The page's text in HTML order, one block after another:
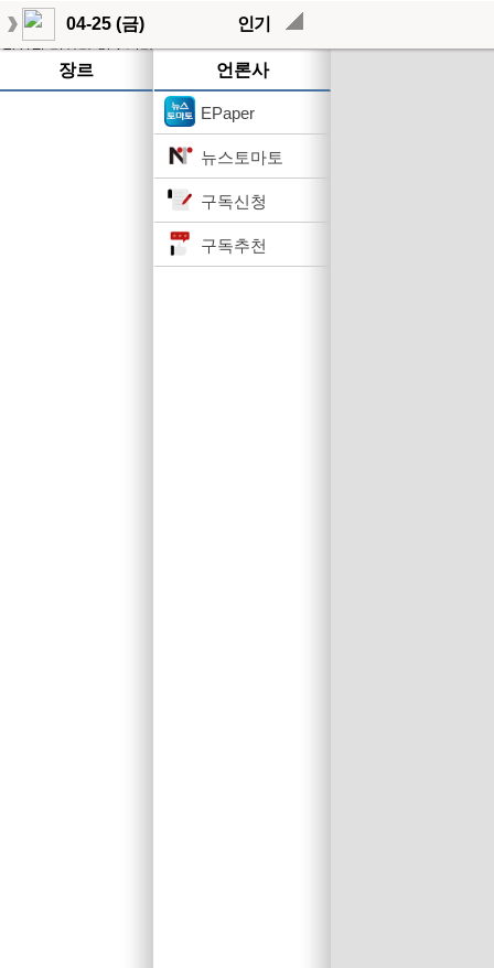
04-25 (금) 인기
장르 언론사
EPaper
뉴스토마토
구독신청
구독추천
작성된 기사가 없습니다.